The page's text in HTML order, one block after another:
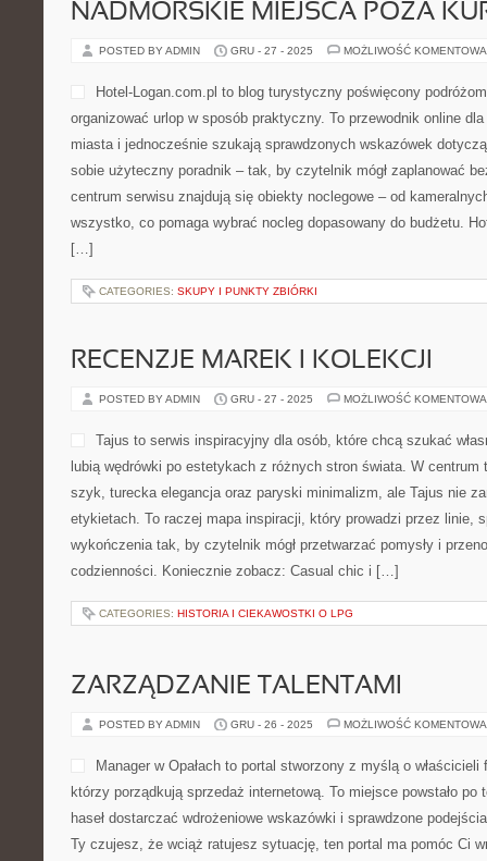
NADMORSKIE MIEJSCA POZA
POSTED BY ADMIN GRU - 27 - 2025 MOŻLIWOŚĆ
Hotel-Logan.com.pl to blog turystyczny poświęcony
organizować urlop w sposób praktyczny. To przewodnik online
miasta i jednocześnie szukają sprawdzonych wskazówek
sobie użyteczny poradnik – tak, by czytelnik mógł zaplanować
centrum serwisu znajdują się obiekty noclegowe – od
wszystko, co pomaga wybrać nocleg dopasowany do budżetu.
[…]
CATEGORIES: SKUPY I PUNKTY ZBIÓRKI
RECENZJE MAREK I KOLEKCJI
POSTED BY ADMIN GRU - 27 - 2025 MOŻLIWOŚĆ
Tajus to serwis inspiracyjny dla osób, które chcą szukać
lubią wędrówki po estetykach z różnych stron świata. W centrum
szyk, turecka elegancja oraz paryski minimalizm, ale Tajus nie
etykietach. To raczej mapa inspiracji, który prowadzi przez linie,
wykończenia tak, by czytelnik mógł przetwarzać pomysły i
codzienności. Koniecznie zobacz: Casual chic i […]
CATEGORIES: HISTORIA I CIEKAWOSTKI O LPG
ZARZĄDZANIE TALENTAMI
POSTED BY ADMIN GRU - 26 - 2025 MOŻLIWOŚĆ
Manager w Opałach to portal stworzony z myślą o
którzy porządkują sprzedaż internetową. To miejsce powstało
haseł dostarczać wdrożeniowe wskazówki i sprawdzone
Ty czujesz, że wciąż ratujesz sytuację, ten portal ma pomóc Ci